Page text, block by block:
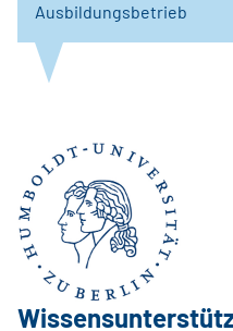
Ausbildungsbetrieb